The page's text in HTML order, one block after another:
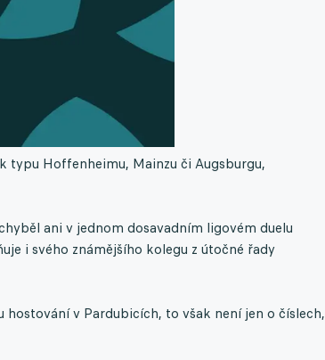
typu Hoffenheimu, Mainzu či Augsburgu,
ani v jednom dosavadním ligovém duelu
i svého známějšího kolegu z útočné řady
v Pardubicích, to však není jen o číslech,